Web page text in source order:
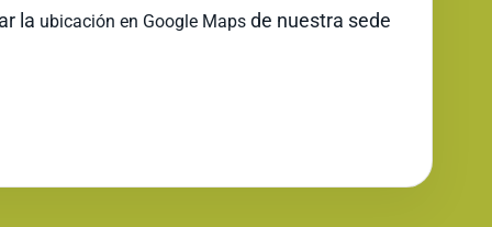
la ubicación en Google Maps de nuestra sede